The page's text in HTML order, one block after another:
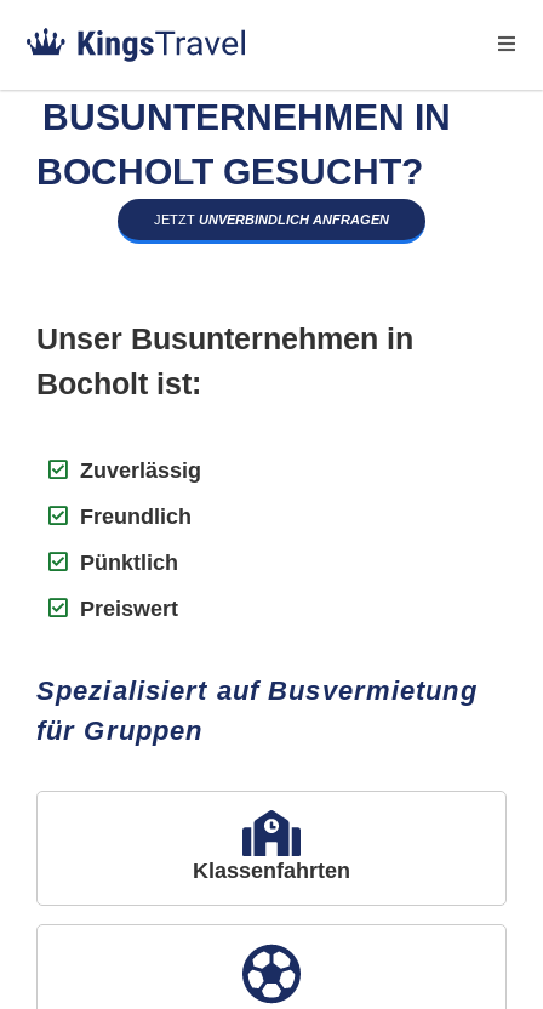
BUSUNTERNEHMEN IN
BOCHOLT GESUCHT?
JETZT UNVERBINDLICH ANFRAGEN
Unser Busunternehmen in
Bocholt ist:
Zuverlässig
Freundlich
Pünktlich
Preiswert
Spezialisiert auf Busvermietung
für Gruppen
Klassenfahrten